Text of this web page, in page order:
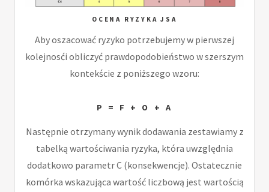
OCENA RYZYKA JSA
Aby oszacować ryzyko potrzebujemy w pierwszej
kolejnosći obliczyć prawdopodobieństwo w szerszym
kontekście z poniższego wzoru:
P = F + O + A
Następnie otrzymany wynik dodawania zestawiamy z
tabelką wartościwania ryzyka, która uwzględnia
dodatkowo parametr C (konsekwencje). Ostatecznie
komórka wskazująca wartość liczbową jest wartością